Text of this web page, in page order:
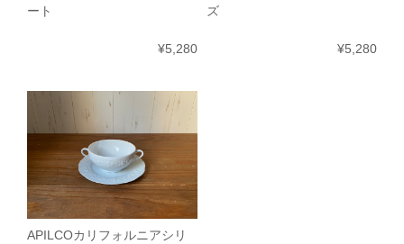
ート
¥5,280
ズ
¥5,280
APILCOカリフォルニアシリ